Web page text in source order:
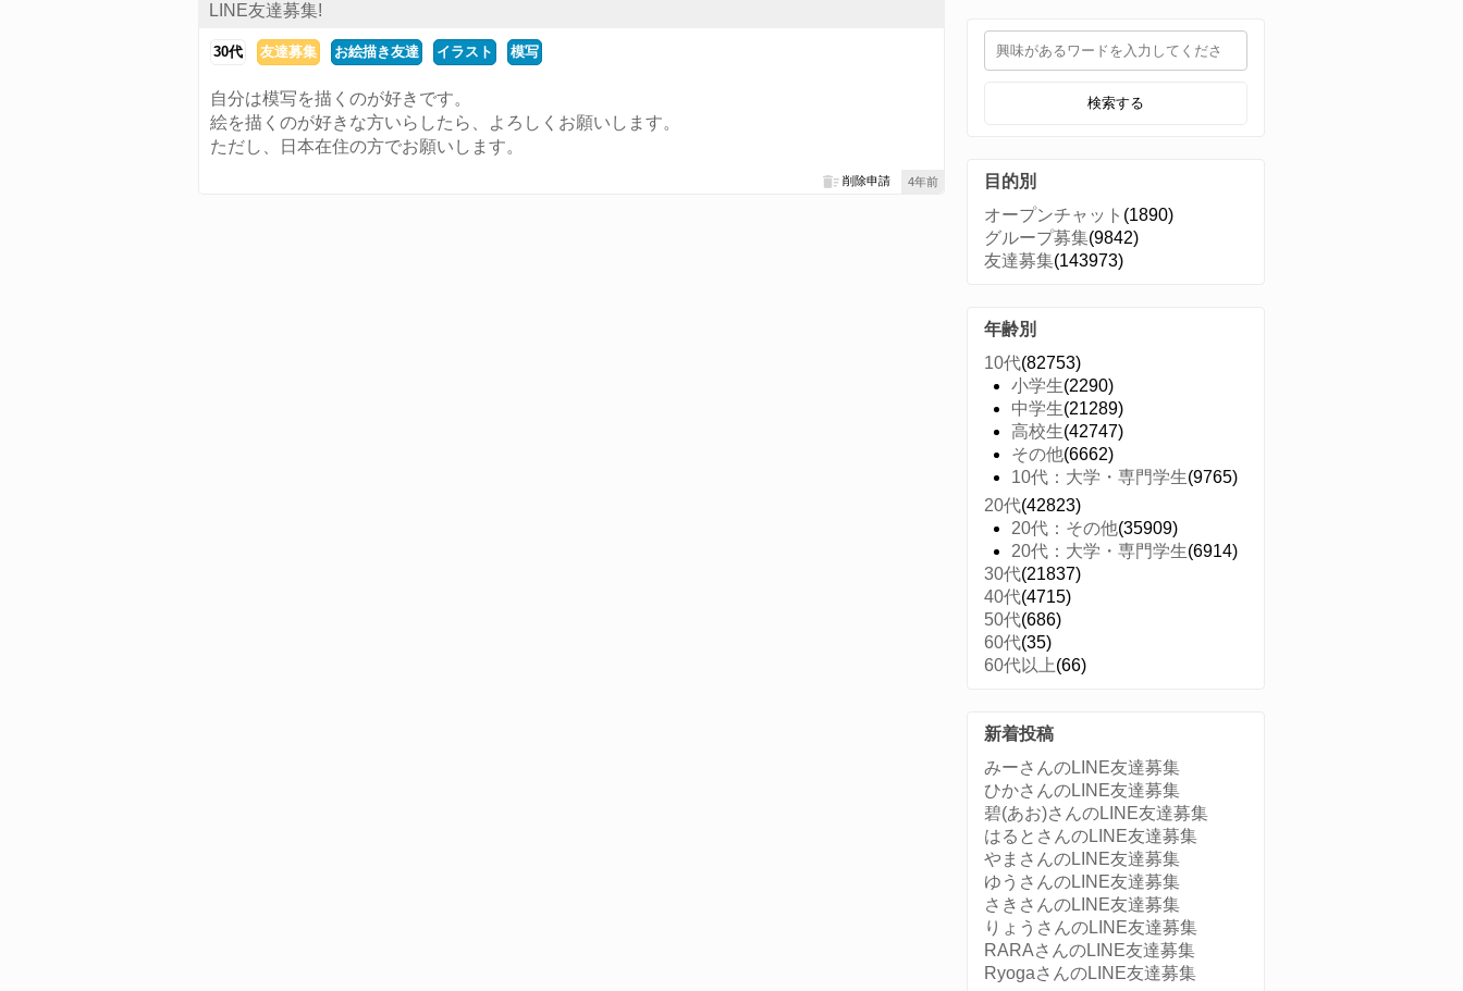
LINE友達募集!
30代 友達募集 お絵描き友達 イラスト 模写
自分は模写を描くのが好きです。
絵を描くのが好きな方いらしたら、よろしくお願いします。
ただし、日本在住の方でお願いします。
4年前
削除申請
検索する
目的別
オープンチャット (1890)
グループ募集(9842)
友達募集(143973)
年齢別
10代(82753)
小学生(2290)
中学生(21289)
高校生(42747)
その他(6662)
10代：大学・専門学生(9765)
20代(42823)
20代：その他(35909)
20代：大学・専門学生(6914)
30代(21837)
40代(4715)
50代(686)
60代(35)
60代以上(66)
新着投稿
みーさんのLINE友達募集
ひかさんのLINE友達募集
碧(あお)さんのLINE友達募集
はるとさんのLINE友達募集
やまさんのLINE友達募集
ゆうさんのLINE友達募集
さきさんのLINE友達募集
りょうさんのLINE友達募集
RARAさんのLINE友達募集
RyogaさんのLINE友達募集